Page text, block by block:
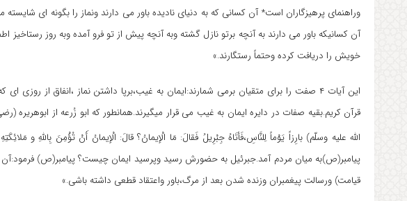
وراهنمای پرهیزگاران است* آن کسانی که به دنیای نادیده باور می دارند ونماز را بگونه ای
آن کسانیکه باور می دارند به آنچه برتو نازل گشته وبه آنچه پیش از تو فرو آمده وبه روز
خویش را دریافت کرده وحتماً رستگارند.»
این آیات ۴ صفت را برای متقیان برمی شمارند:ایمان به غیب،برپا داشتن نماز ،انفاق از روزی
قرآن کریم.بقیه صفات در دایره ایمان به غیب می قرار میگیرند.همانطور که ابو زُرعه از ابوهریره
الله علیه وسلّم) بارِزاً یَوْماً لِلنَّاسِ،فَأتَاهُ جِبْرِیلُ فَقالَ: مَا الْإیمانُ؟ قالَ: الْإیمانُ أَنْ تُؤْمِنَ بِاللهِ و
پیامبر(ص)به میان مردم آمد.جبرئیل به حضورش رسید وپرسید ایمان چیست؟ پیامبر(ص)
قیامت) ورسالت پیغمبران وزنده شدن بعد از مرگ،باور واعتقاد قطعی داشته باشی.»